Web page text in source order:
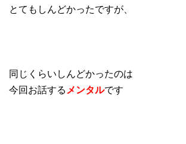
とてもしんどかったですが、
同じくらいしんどかったのは
今回お話するメンタルです